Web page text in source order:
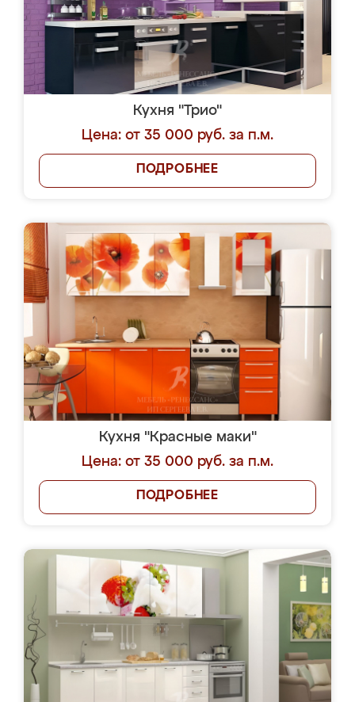
Кухня "Трио"
Цена: от 35 000 руб. за п.м.
ПОДРОБНЕЕ
Кухня "Красные маки"
Цена: от 35 000 руб. за п.м.
ПОДРОБНЕЕ